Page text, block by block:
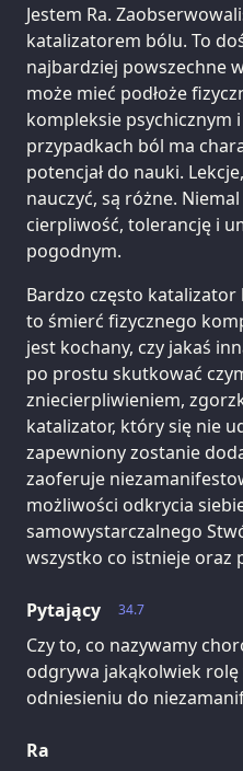
Jestem Ra.
katalizatorem bólu. To
najbardziej powszechne
może mieć podłoże
kompleksie psychicznym
przypadkach ból ma
potencjał do nauki.
nauczyć, są różne.
cierpliwość, tolerancję i
pogodnym.
Bardzo często
to śmierć fizycznego
jest kochany, czy jakaś
po prostu skutkować
zniecierpliwieniem,
katalizator, który się nie
zapewniony zostanie
zaoferuje
możliwości odkrycia
samowystarczalnego
wszystko co istnieje oraz
34.7
Pytający
Czy to, co nazywamy
odgrywa jakąkolwiek
odniesieniu do
Ra